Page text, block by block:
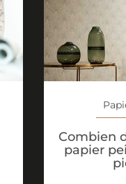
Combien
papier